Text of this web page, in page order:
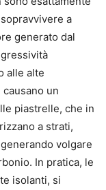
a
generato dal
alle alte
un
piastrelle, che in
a strati,
volgare
In pratica, le
isolanti, si